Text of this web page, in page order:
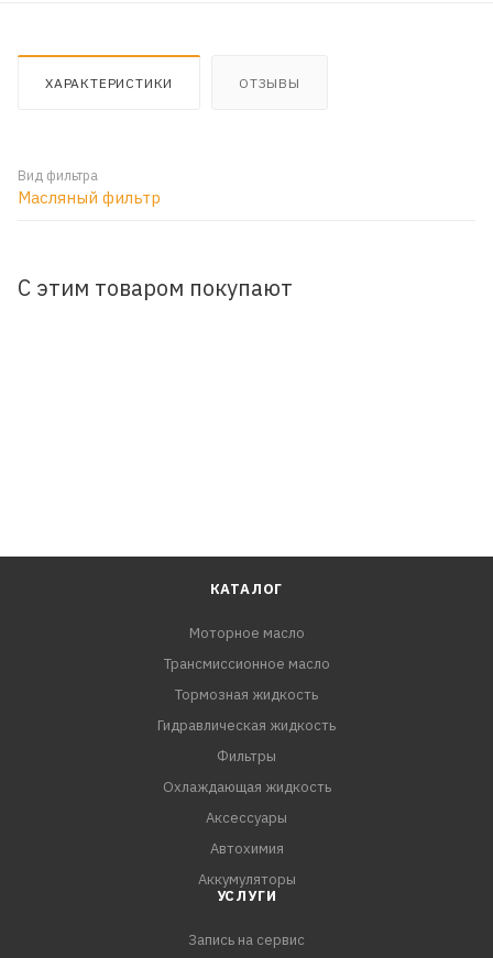
ХАРАКТЕРИСТИКИ ОТЗЫВЫ
Вид фильтра
Масляный фильтр
С этим товаром покупают
КАТАЛОГ
Моторное масло
Трансмиссионное масло
Тормозная жидкость
Гидравлическая жидкость
Фильтры
Охлаждающая жидкость
Аксессуары
Автохимия
Аккумуляторы
УСЛУГИ
Запись на сервис